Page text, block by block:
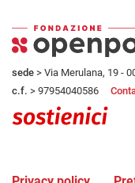
sede > Via Merulana, 19 -
c.f. > 97954040586